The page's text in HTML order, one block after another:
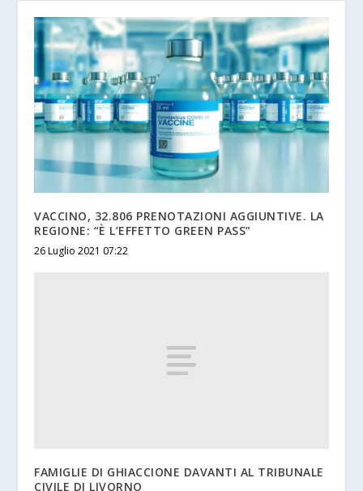
VACCINO, 32.806 PRENOTAZIONI AGGIUNTIVE. LA
REGIONE: “È L’EFFETTO GREEN PASS”
26 Luglio 2021 07:22
FAMIGLIE DI GHIACCIONE DAVANTI AL TRIBUNALE
CIVILE DI LIVORNO